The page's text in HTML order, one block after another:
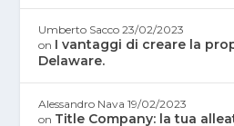
Umberto Sacco 23/02/2023
on I vantaggi di creare la
Delaware.
Alessandro Nava 19/02/2023
on Title Company: la tua